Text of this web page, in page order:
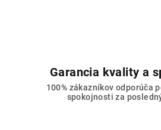
Garancia kvality a
100% zákazníkov odporúča
spokojnosti za